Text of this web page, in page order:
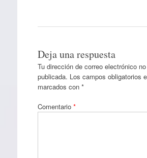
Deja una respuesta
Tu dirección de correo electrónico
publicada. Los campos obligatorios
marcados con *
Comentario *